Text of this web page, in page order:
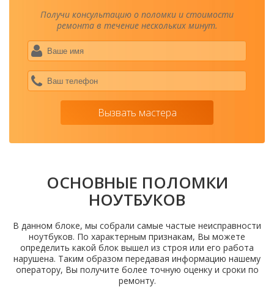
Получи консультацию о поломки и стоимости
ремонта в течение нескольких минут.
Вызвать мастера
ОСНОВНЫЕ ПОЛОМКИ
НОУТБУКОВ
В данном блоке, мы собрали самые частые неисправности
ноутбуков. По характерным признакам, Вы можете
определить какой блок вышел из строя или его работа
нарушена. Таким образом передавая информацию нашему
оператору, Вы получите более точную оценку и сроки по
ремонту.